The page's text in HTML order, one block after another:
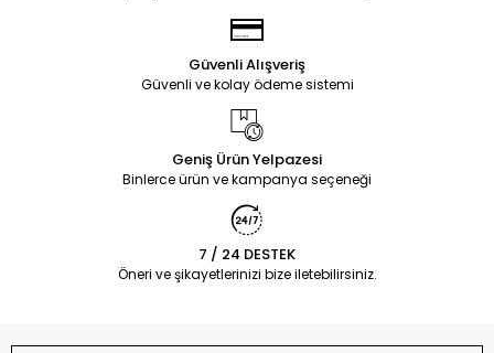
Güvenli Alışveriş
Güvenli ve kolay ödeme sistemi
Geniş Ürün Yelpazesi
Binlerce ürün ve kampanya seçeneği
7 / 24 DESTEK
Öneri ve şikayetlerinizi bize iletebilirsiniz.